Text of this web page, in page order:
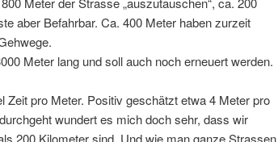
aber Befahrbar. Ca. 400 Meter haben zurzeit
Meter lang und soll auch noch erneuert werden.
Zeit pro Meter. Positiv geschätzt etwa 4 Meter pro
wundert es mich doch sehr, dass wir
200 Kilometer sind. Und wie man ganze Strassen